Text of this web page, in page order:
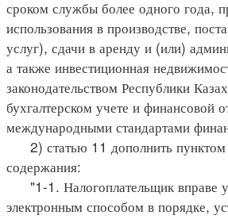
сроком службы более одного года,
использования в производстве,
услуг), сдачи в аренду и (или)
а также инвестиционная
законодательством Республики
бухгалтерском учете и финансовой
международными стандартами
2) статью 11 дополнить
содержания:
"1-1. Налогоплательщик вправе
электронным способом в порядке,